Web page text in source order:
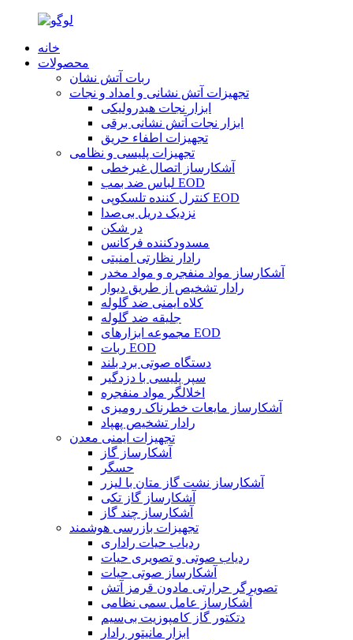
خانه
محصولات
ربات آتش نشان
تجهیزات آتش نشانی و امداد و نجات
ابزار نجات هیدرولیکی
ابزار نجات آتش نشانی برقی
تجهیزات اطفاء حریق
تجهیزات پلیسی و نظامی
آشکارساز اتصال غیرخطی
لباس ضد بمب EOD
کنترل کننده تلسکوپی EOD
نزدیک دریل بی‌صدا
در شکن
مسدودکننده فرکانس
رادار نظارتی امنیتی
آشکارساز مواد منفجره و مواد مخدر
رادار تشخیص از طریق دیوار
کلاه ایمنی ضد گلوله
جلیقه ضد گلوله
مجموعه ابزارهای EOD
ربات EOD
دستگاه صوتی برد بلند
سپر پلیسی با دزدگیر
اخلالگر مواد منفجره
آشکارساز مایعات خطرناک رومیزی
رادار تشخیص پهپاد
تجهیزات ایمنی معدن
آشکارساز گاز
حسگر
آشکارساز نشت گاز متان با لیزر
آشکارساز گاز تکی
آشکارساز چند گاز
تجهیزات بازرسی هوشمند
ردیاب حیات راداری
ردیاب صوتی و تصویری حیات
آشکارساز صوتی حیات
تصویرگر حرارتی مادون قرمز آتش
آشکارساز عامل سمی نظامی
دتکتور گاز کامپوزیت بی‌سیم
ابزار مانیتور رادار